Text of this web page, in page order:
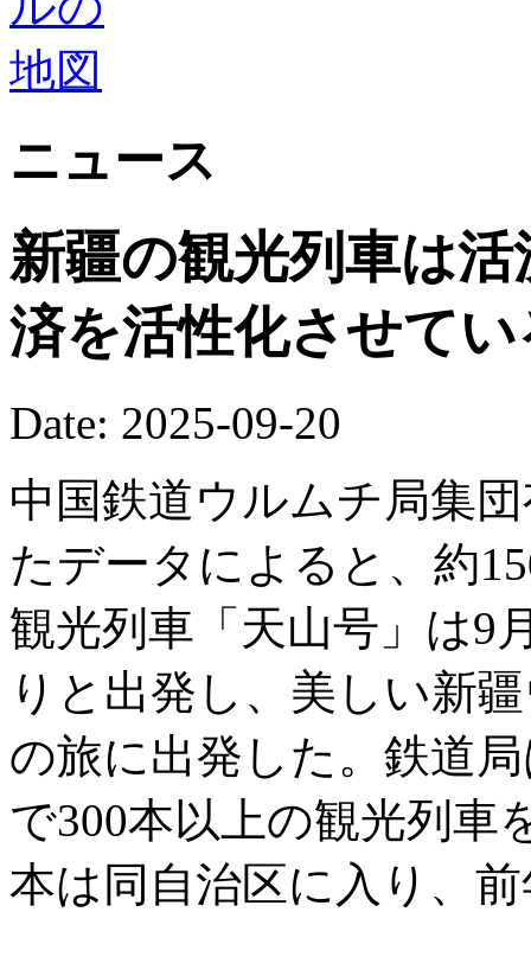
ニュース
新疆の観光列車は
済を活性化させてい
Date: 2025-09-20
中国鉄道ウルムチ局集
たデータによると、約
観光列車「天山号」は9
りと出発し、美しい新
の旅に出発した。鉄道
で300本以上の観光列車
本は同自治区に入り、